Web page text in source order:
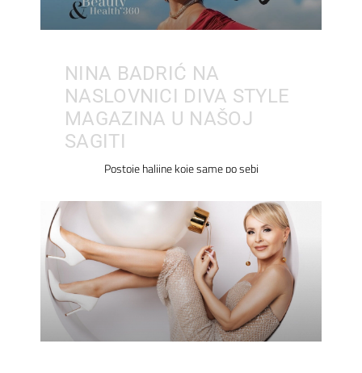
NINA BADRIĆ NA
NASLOVNICI DIVA STYLE
MAGAZINA U NAŠOJ
SAGITI
Postoje haljine koje same po sebi